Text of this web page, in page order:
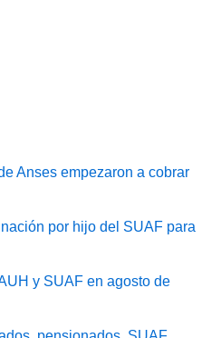
Anses empezaron a cobrar
por hijo del SUAF para
y SUAF en agosto de